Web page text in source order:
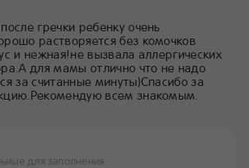
гречки ребенку очень
растворяется без комочков
и нежная!не вызвала аллергических
для мамы отлично что не надо
за считанные минуты)Спасибо за
всем знакомым.
для заполнения